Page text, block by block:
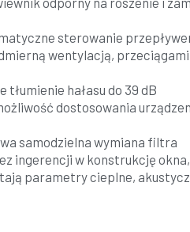
sterowanie
wentylacją,
tłumienie hałasu do 39 dB
dostosowania
samodzielna wymiana filtra
ingerencji w konstrukcję
parametry cieplne,